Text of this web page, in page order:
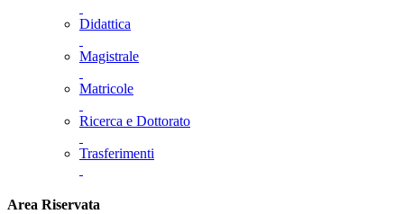
Didattica
Magistrale
Matricole
Ricerca e Dottorato
Trasferimenti
Area Riservata